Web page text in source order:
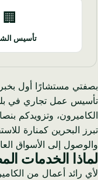
🏢
تأسيس
تأسيس عمل تجاري في بلد
الكاميرون، وتزويدكم
تبرز البحرين كمنارة
والوصول إلى الأسواق
لماذا الخدمات
لأي رائد أعمال من